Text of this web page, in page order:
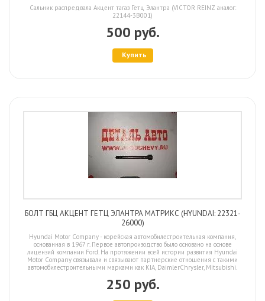
Сальник распредвала Акцент тагаз Гетц Элантра (VICTOR REINZ аналог:
22144-3B001)
500 руб.
Купить
БОЛТ ГБЦ АКЦЕНТ ГЕТЦ ЭЛАНТРА МАТРИКС (HYUNDAI: 22321-
26000)
Hyundai Motor Company - корейская автомобилестроительная компания,
основанная в 1967 г. Первое автопроизодство было основано на основе
лицензий компании Ford. На протяжении всей истории развития Hyundai
Motor Company связывали и связывают партнерские отношения с такими
автомобилестроительными марками как KIA, DaimlerChrysler, Mitsubishi.
250 руб.